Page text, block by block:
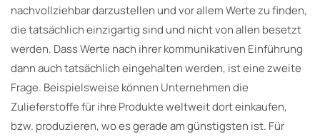
nachvollziehbar darzustellen und vor allem Werte zu finden,
die tatsächlich einzigartig sind und nicht von allen besetzt
werden. Dass Werte nach ihrer kommunikativen Einführung
dann auch tatsächlich eingehalten werden, ist eine zweite
Frage. Beispielsweise können Unternehmen die
Zulieferstoffe für ihre Produkte weltweit dort einkaufen,
bzw. produzieren, wo es gerade am günstigsten ist. Für